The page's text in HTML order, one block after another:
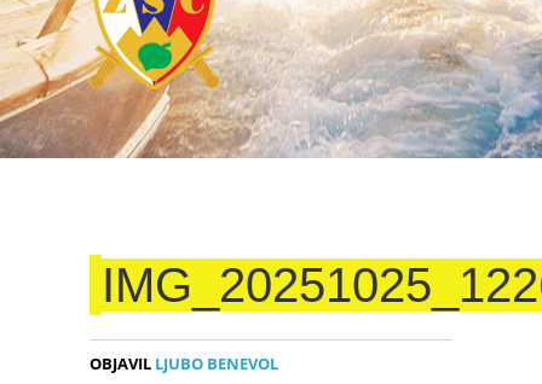
OBJAVIL LJUBO BENEVOL